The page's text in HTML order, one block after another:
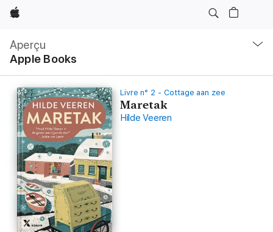
Apple
Aperçu
Apple Books
locale
Ouvrir
menu
Livre n° 2 - Cottage aan zee
Maretak
Hilde Veeren